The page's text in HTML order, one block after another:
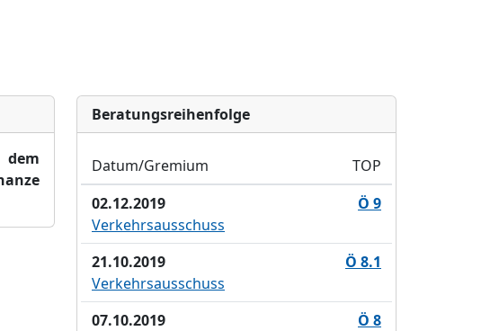
Bera­tungs­reihen­folge
Datum/Gremium
TOP
02.12.2019
Ö 9
Verkehrsausschuss
21.10.2019
Ö 8.1
Verkehrsausschuss
07.10.2019
Ö 8